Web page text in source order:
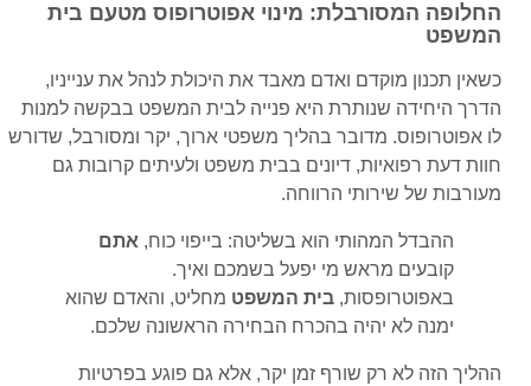
החלופה המסורבלת: מינוי אפוטרופוס מטעם בית
המשפט
כשאין תכנון מוקדם ואדם מאבד את היכולת לנהל את ענייניו,
הדרך היחידה שנותרת היא פנייה לבית המשפט בבקשה למנות
לו אפוטרופוס. מדובר בהליך משפטי ארוך, יקר ומסורבל, שדורש
חוות דעת רפואיות, דיונים בבית משפט ולעיתים קרובות גם
מעורבות של שירותי הרווחה.
ההבדל המהותי הוא בשליטה: בייפוי כוח, אתם
קובעים מראש מי יפעל בשמכם ואיך.
באפוטרופסות, בית המשפט מחליט, והאדם שהוא
ימנה לא יהיה בהכרח הבחירה הראשונה שלכם.
ההליך הזה לא רק שורף זמן יקר, אלא גם פוגע בפרטיות